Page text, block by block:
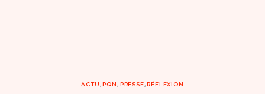
ACTU , PQN , PRESSE, RÉFLEXION